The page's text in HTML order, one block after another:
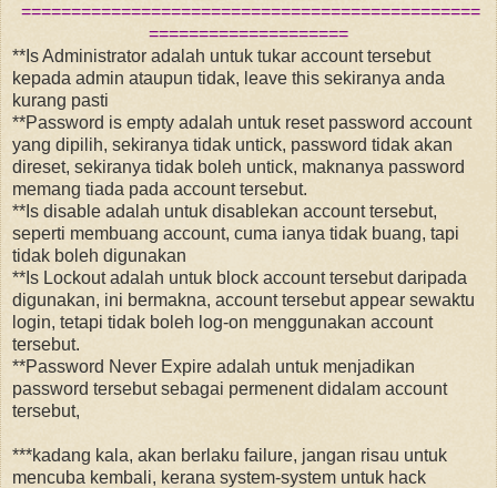
==============================================
====================
**Is Administrator adalah untuk tukar account tersebut
kepada admin ataupun tidak, leave this sekiranya anda
kurang pasti
**Password is empty adalah untuk reset password account
yang dipilih, sekiranya tidak untick, password tidak akan
direset, sekiranya tidak boleh untick, maknanya password
memang tiada pada account tersebut.
**Is disable adalah untuk disablekan account tersebut,
seperti membuang account, cuma ianya tidak buang, tapi
tidak boleh digunakan
**Is Lockout adalah untuk block account tersebut daripada
digunakan, ini bermakna, account tersebut appear sewaktu
login, tetapi tidak boleh log-on menggunakan account
tersebut.
**Password Never Expire adalah untuk menjadikan
password tersebut sebagai permenent didalam account
tersebut,
***kadang kala, akan berlaku failure, jangan risau untuk
mencuba kembali, kerana system-system untuk hack